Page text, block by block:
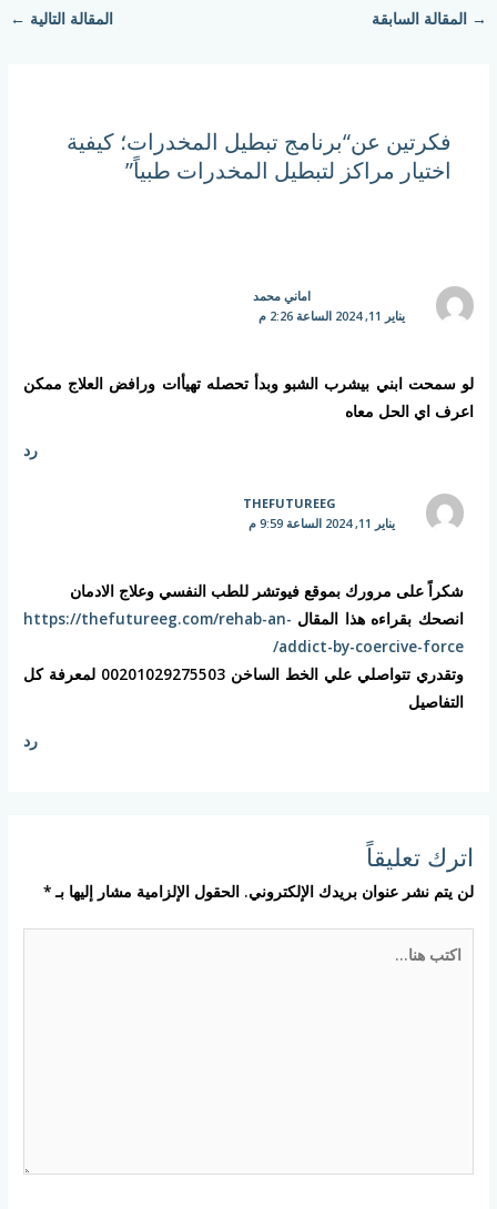
→ المقالة السابقة المقالة التالية ←
فكرتين عن“برنامج تبطيل المخدرات؛ كيفية
اختيار مراكز لتبطيل المخدرات طبياً”
اماني محمد
يناير 11, 2024 الساعة 2:26 م
لو سمحت ابني بيشرب الشبو وبدأ تحصله تهيأات ورافض العلاج ممكن
اعرف اي الحل معاه
رد
THEFUTUREEG
يناير 11, 2024 الساعة 9:59 م
شكراً على مرورك بموقع فيوتشر للطب النفسي وعلاج الادمان
انصحك بقراءه هذا المقال https://thefutureeg.com/rehab-an-
addict-by-coercive-force/
وتقدري تتواصلي علي الخط الساخن 00201029275503 لمعرفة كل
التفاصيل
رد
اترك تعليقاً
لن يتم نشر عنوان بريدك الإلكتروني. الحقول الإلزامية مشار إليها بـ*